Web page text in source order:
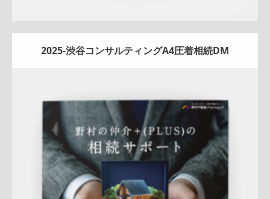
2025-渋谷コンサルティングA4圧着相続DM
Update:2026.03.05